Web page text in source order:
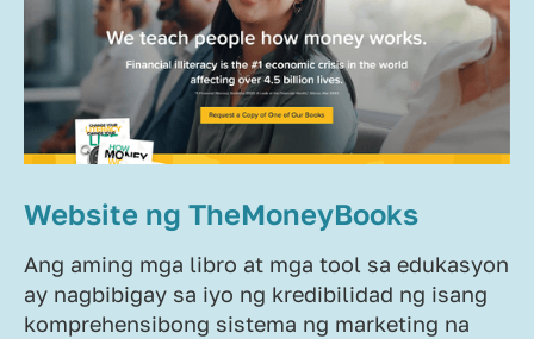
Website ng TheMoneyBooks
Ang aming mga libro at mga tool sa edukasyon
ay nagbibigay sa iyo ng kredibilidad ng isang
komprehensibong sistema ng marketing na